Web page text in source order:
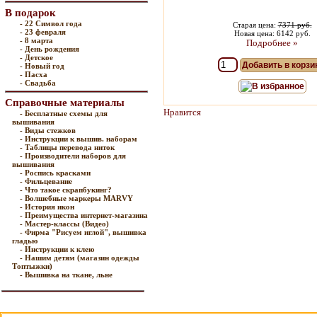
В подарок
- 22 Символ года
- 23 февраля
- 8 марта
- День рождения
- Детское
- Новый год
- Пасха
- Свадьба
Справочные материалы
- Бесплатные схемы для
вышивания
- Виды стежков
- Инструкции к вышив. наборам
- Таблицы перевода ниток
- Производители наборов для
вышивания
- Роспись красками
- Фильцевание
- Что такое скрапбукинг?
- Волшебные маркеры MARVY
- История икон
- Преимущества интернет-магазина
- Мастер-классы (Видео)
- Фирма "Рисуем иглой", вышивка
гладью
- Инструкции к клею
- Нашим детям (магазин одежды
Топтыжки)
- Вышивка на ткане, льне
Старая цена:7371 руб.
Новая цена: 6142 руб.
Подробнее »
Добавить в
В избранное
Нравится